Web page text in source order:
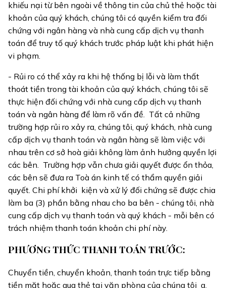
khiếu nại từ bên ngoài về thông tin của chủ thẻ hoặc tài
khoản của quý khách, chúng tôi có quyền kiểm tra đối
chứng với ngân hàng và nhà cung cấp dịch vụ thanh
toán để truy tố quý khách trước pháp luật khi phát hiện
vi phạm.
- Rủi ro có thể xảy ra khi hệ thống bị lỗi và làm thất
thoát tiền trong tài khoản của quý khách, chúng tôi sẽ
thực hiện đối chứng với nhà cung cấp dịch vụ thanh
toán và ngân hàng để làm rõ vấn đề. Tất cả những
trường hợp rủi ro xảy ra, chúng tôi, quý khách, nhà cung
cấp dịch vụ thanh toán và ngân hàng sẽ làm việc với
nhau trên cơ sở hoà giải không làm ảnh hưởng quyền lợi
các bên. Trường hợp vẫn chưa giải quyết được ổn thỏa,
các bên sẽ đưa ra Toà án kinh tế có thẩm quyền giải
quyết. Chi phí khởi kiện và xử lý đối chứng sẽ được chia
làm ba (3) phần bằng nhau cho ba bên - chúng tôi, nhà
cung cấp dịch vụ thanh toán và quý khách - mỗi bên có
trách nhiệm thanh toán khoản chi phí này.
PHƯƠNG THỨC THANH TOÁN TRƯỚC:
Chuyển tiền, chuyển khoản, thanh toán trực tiếp bằng
tiền mặt hoặc qua thẻ tại văn phòng của chúng tôi a.